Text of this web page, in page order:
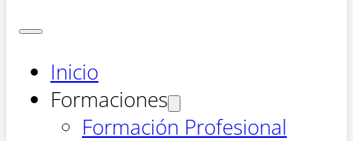
Inicio
Formaciones
Formación Profesional